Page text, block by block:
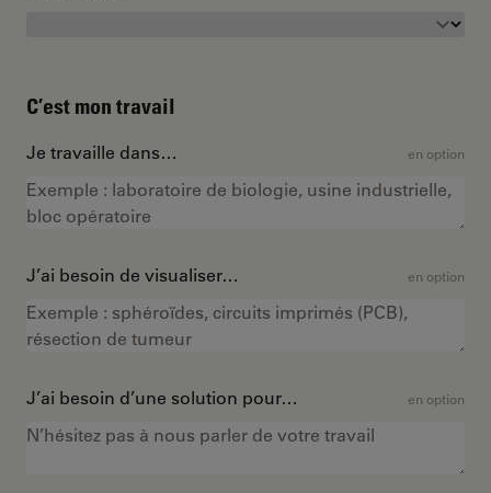
C’est mon travail
Je travaille dans… en option
J’ai besoin de visualiser… en option
J’ai besoin d’une solution pour… en option